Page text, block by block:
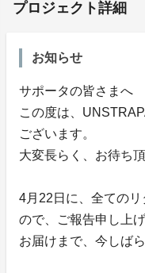
プロジェクト詳細
お知らせ
サポータの皆さまへ
この度は、
ございます。
大変長らく、お待ち
4月22日に、全ての
ので、ご報告申し上げ
お届けまで、今しば